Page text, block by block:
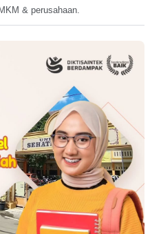
& perusahaan.